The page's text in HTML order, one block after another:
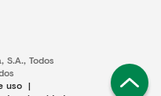
Todos
uso |